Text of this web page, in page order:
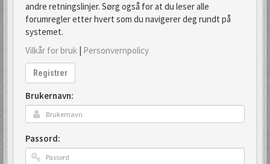
andre retningslinjer. Sørg også for at du leser alle
forumregler etter hvert som du navigerer deg rundt på
systemet.
Vilkår for bruk | Personvernpolicy
Registrer
Brukernavn:
Passord: